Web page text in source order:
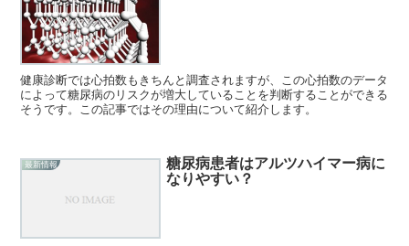
健康診断では心拍数もきちんと調査されますが、この心拍数のデータ
によって糖尿病のリスクが増大していることを判断することができる
そうです。この記事ではその理由について紹介します。
最新情報
糖尿病患者はアルツハイマー病に
なりやすい？